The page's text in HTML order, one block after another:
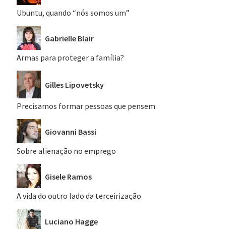
Ubuntu, quando “nós somos um”
Gabrielle Blair
Armas para proteger a família?
Gilles Lipovetsky
Precisamos formar pessoas que pensem
Giovanni Bassi
Sobre alienação no emprego
Gisele Ramos
A vida do outro lado da terceirização
Luciano Hagge